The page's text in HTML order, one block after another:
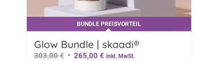
BUNDLE PREISVORTEIL
Glow Bundle | skaadi®
303,00€ Ursprünglicher
265,00 €Aktueller
inkl. MwSt.